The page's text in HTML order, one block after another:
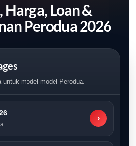
Harga, Loan &
Perodua 2026
untuk model-model Perodua.
›